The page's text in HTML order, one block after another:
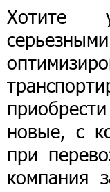
Хотите
новые, с
при
компания